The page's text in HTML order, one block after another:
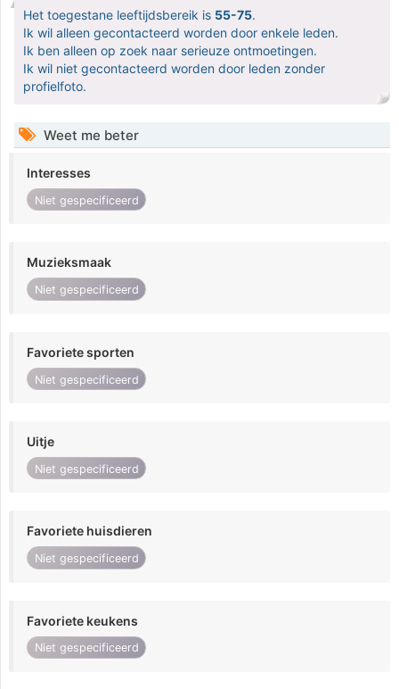
Het toegestane leeftijdsbereik is 55-75.
Ik wil alleen gecontacteerd worden door enkele leden.
Ik ben alleen op zoek naar serieuze ontmoetingen.
Ik wil niet gecontacteerd worden door leden zonder
profielfoto.
Weet me beter
Interesses
Niet gespecificeerd
Muzieksmaak
Niet gespecificeerd
Favoriete sporten
Niet gespecificeerd
Uitje
Niet gespecificeerd
Favoriete huisdieren
Niet gespecificeerd
Favoriete keukens
Niet gespecificeerd